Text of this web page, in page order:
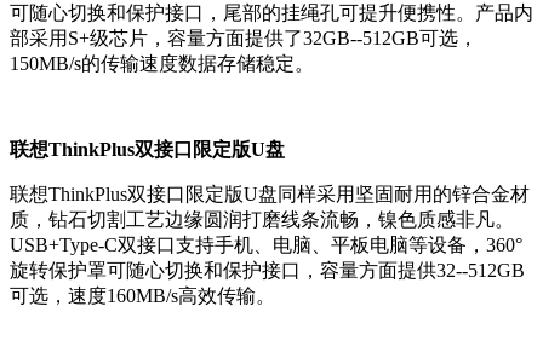
可随心切换和保护接口，尾部的挂绳孔可提升便携性。产品内
部采用S+级芯片，容量方面提供了32GB--512GB可选，
150MB/s的传输速度数据存储稳定。
联想ThinkPlus双接口限定版U盘
联想ThinkPlus双接口限定版U盘同样采用坚固耐用的锌合金材
质，钻石切割工艺边缘圆润打磨线条流畅，镍色质感非凡。
USB+Type-C双接口支持手机、电脑、平板电脑等设备，360°
旋转保护罩可随心切换和保护接口，容量方面提供32--512GB
可选，速度160MB/s高效传输。